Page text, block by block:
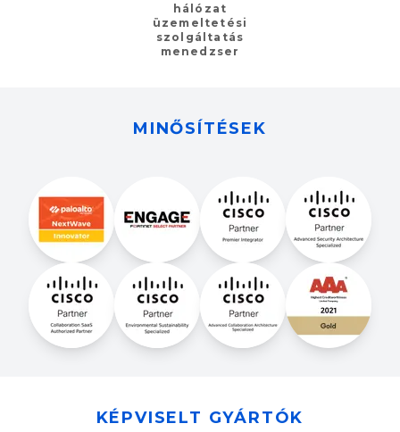
hálózat
üzemeltetési
szolgáltatás
menedzser
MINŐSÍTÉSEK
KÉPVISELT GYÁRTÓK